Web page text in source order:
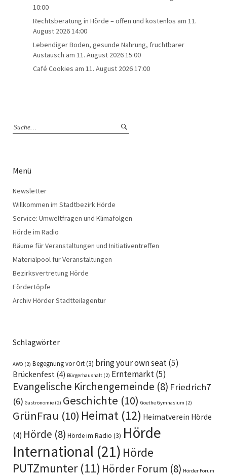
10:00
Rechtsberatung in Hörde – offen und kostenlos am 11.
August 2026 14:00
Lebendiger Boden, gesunde Nahrung, fruchtbarer
Austausch am 11. August 2026 15:00
Café Cookies am 11. August 2026 17:00
Menü
Newsletter
Willkommen im Stadtbezirk Hörde
Service: Umweltfragen und Klimafolgen
Hörde im Radio
Räume für Veranstaltungen und Initiativentreffen
Materialpool für Veranstaltungen
Bezirksvertretung Hörde
Fördertöpfe
Archiv Hörder Stadtteilagentur
Schlagwörter
AWO (2) Begegnung vor Ort(3) bring your own seat(5)
Brückenfest (4) Bürgerhaushalt (2) Erntemarkt(5)
Evangelische Kirchengemeinde (8) Friedrich7
(6) Gastronomie (2) Geschichte (10) Goethe Gymnasium (2)
GrünFrau (10) Heimat (12) Heimatverein Hörde
(4) Hörde (8) Hörde im Radio (3) Hörde
International (21) Hörde
PUTZmunter(11) Hörder Forum (8) Hörder Forum